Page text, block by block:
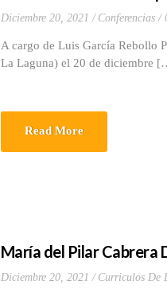
Diciembre 20, 2021 Conferencias
A cargo de Luis García Rebollo
La Laguna) el 20 de diciembre
Read More
María del Pilar Cabrera
Diciembre 20, 2021 Curriculos De